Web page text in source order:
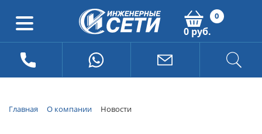
0
0 руб.
Главная О компании Новости